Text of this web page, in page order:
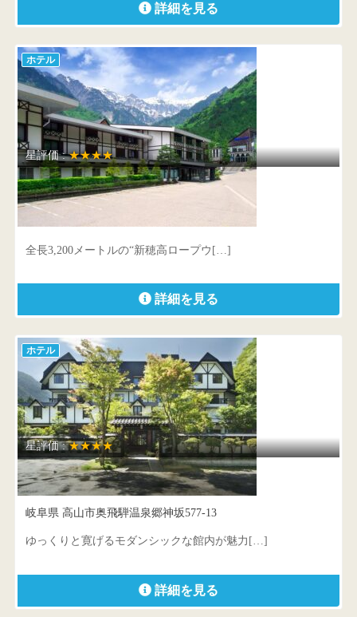
詳細を見る
ホテル
星評価 :★★★★
ホテル穂高
全長3,200メートルの“新穂高ロープウ[…]
詳細を見る
ホテル
星評価 :★★★★
穂高荘 山のホテル
岐阜県 高山市奥飛騨温泉郷神坂577-13
ゆっくりと寛げるモダンシックな館内が魅力[…]
詳細を見る